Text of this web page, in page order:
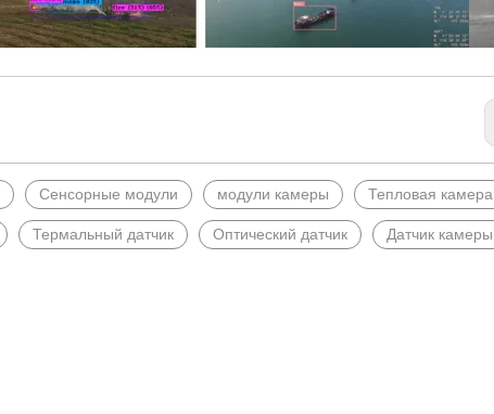
Сенсорные модули модули камеры Тепловая
Термальный датчик Оптический датчик Датчик камеры